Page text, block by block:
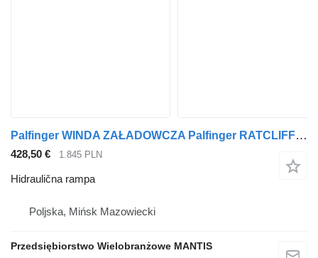
Palfinger WINDA ZAŁADOWCZA Palfinger RATCLIFF 250x104
428,50 € 1.845 PLN
Hidraulična rampa
Poljska, Mińsk Mazowiecki
Przedsiębiorstwo Wielobranżowe MANTIS